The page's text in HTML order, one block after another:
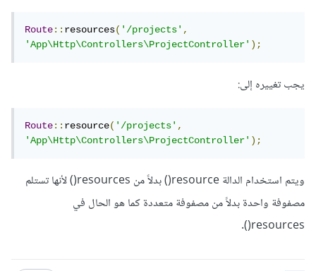
Route::resources('/projects',
'App\Http\Controllers\ProjectController');
يجب تغييره إلى:
Route::resource('/projects',
'App\Http\Controllers\ProjectController');
ويتم استخدام الدالة resource() بدلاً من resources() لأنها تستلم
مصفوفة واحدة بدلاً من مصفوفة متعددة كما هو الحال في
resources().